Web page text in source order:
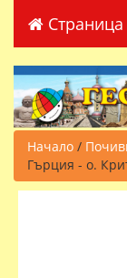
Страница
Начало /
Гърция - о.